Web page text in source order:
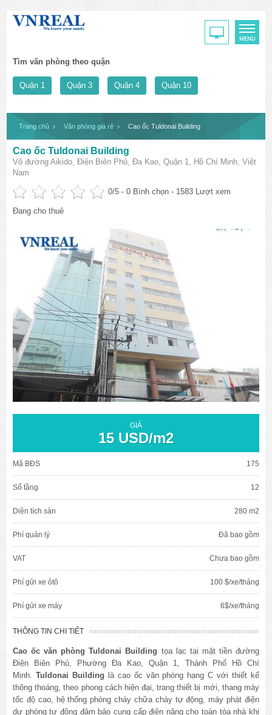
Tìm văn phòng theo quận
Quận 1 Quận 3 Quận 4 Quận 10
Trang chủ Văn phòng giá rẻ Cao ốc Tuldonai Building
Cao ốc Tuldonai Building
Võ đường Aikido, Điện Biên Phủ, Đa Kao, Quận 1, Hồ Chí Minh, Việt
Nam
0/5 -0 Bình chọn - 1583 Lượt xem
Đang cho thuê
GIÁ
15 USD/m2
Mã BĐS 175
Số tầng 12
Diện tích sàn 280 m2
Phí quản lý Đã bao gồm
VAT Chưa bao gồm
Phí gửi xe ôtô 100 $/xe/tháng
Phí gửi xe máy 6$/xe/tháng
THÔNG TIN CHI TIẾT
Cao ốc văn phòng Tuldonai Building tọa lạc tại mặt tiền đường
Điện Biên Phủ , Phường Đa Kao, Quận 1, Thành Phố Hồ Chí
Minh.Tuldonai Building là cao ốc văn phòng hạng C với thiết kế
thông thoáng, theo phong cách hiện đại, trang thiết bị mới, thang máy
tốc độ cao, hệ thống phòng cháy chữa cháy tự động, máy phát điện
dự phòng tự động đảm bảo cung cấp điện năng cho toàn tòa nhà khi
văn phòng cho thuê quận 3
văn phòng quận 1
văn phòng quận 3
cao ốc văn phòng quận 1